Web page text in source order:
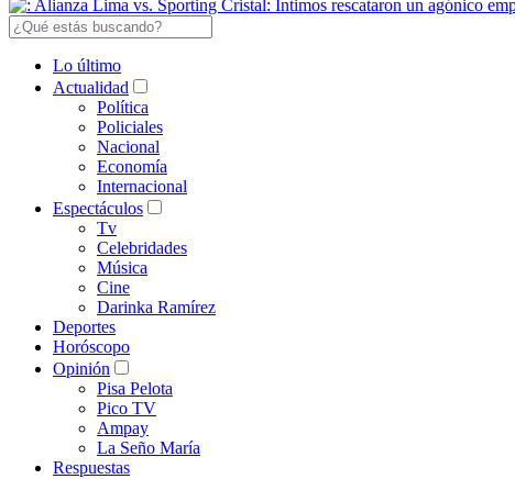
Lo último
Actualidad
Política
Policiales
Nacional
Economía
Internacional
Espectáculos
Tv
Celebridades
Música
Cine
Darinka Ramírez
Deportes
Horóscopo
Opinión
Pisa Pelota
Pico TV
Ampay
La Seño María
Respuestas